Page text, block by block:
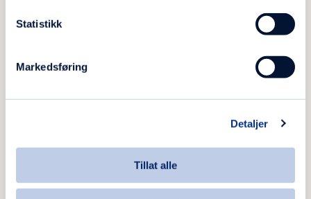
Statistikk
Markedsføring
Detaljer
Tillat alle
ekstra hyggelig er det jo at deltakere fra
CVidere-prosjektet hvor ungdom gjennom Blå
Kors har fått jobb i en bedrift, blir med, sier
Rom Abrahamsen.